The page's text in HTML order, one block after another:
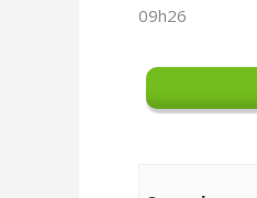
09h26